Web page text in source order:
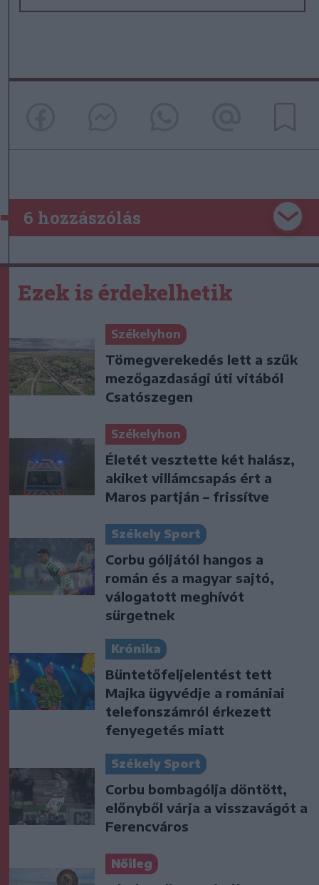
6 hozzászólás
Ezek is érdekelhetik
Székelyhon
Tömegverekedés lett a szűk
mezőgazdasági úti vitából
Csatószegen
Székelyhon
Életét vesztette két halász,
akiket villámcsapás ért a
Maros partján – frissítve
Székely Sport
Corbu góljától hangos a
román és a magyar sajtó,
válogatott meghívót
sürgetnek
Krónika
Büntetőfeljelentést tett
Majka ügyvédje a romániai
telefonszámról érkezett
fenyegetés miatt
Székely Sport
Corbu bombagólja döntött,
előnyből várja a visszavágót a
Ferencváros
Nőileg